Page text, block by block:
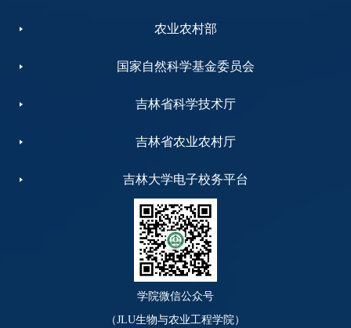
农业农村部
国家自然科学基金委员会
吉林省科学技术厅
吉林省农业农村厅
吉林大学电子校务平台
学院微信公众号
（JLU生物与农业工程学院）